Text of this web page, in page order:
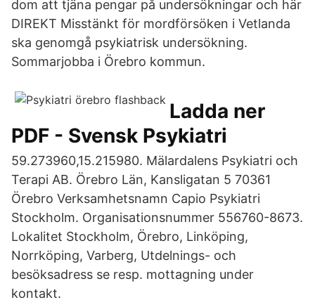
dom att tjäna pengar på undersökningar och här
DIREKT Misstänkt för mordförsöken i Vetlanda
ska genomgå psykiatrisk undersökning.
Sommarjobba i Örebro kommun.
Ladda ner
PDF - Svensk Psykiatri
59.273960,15.215980. Mälardalens Psykiatri och
Terapi AB. Örebro Län, Kansligatan 5 70361
Örebro Verksamhetsnamn Capio Psykiatri
Stockholm. Organisationsnummer 556760-8673.
Lokalitet Stockholm, Örebro, Linköping,
Norrköping, Varberg, Utdelnings- och
besöksadress se resp. mottagning under
kontakt.